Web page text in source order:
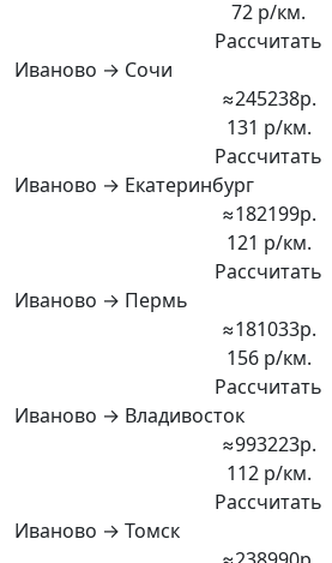
72 р/км.
Рассчитать
Иваново → Сочи
≈245238р.
131 р/км.
Рассчитать
Иваново → Екатеринбург
≈182199р.
121 р/км.
Рассчитать
Иваново → Пермь
≈181033р.
156 р/км.
Рассчитать
Иваново → Владивосток
≈993223р.
112 р/км.
Рассчитать
Иваново → Томск